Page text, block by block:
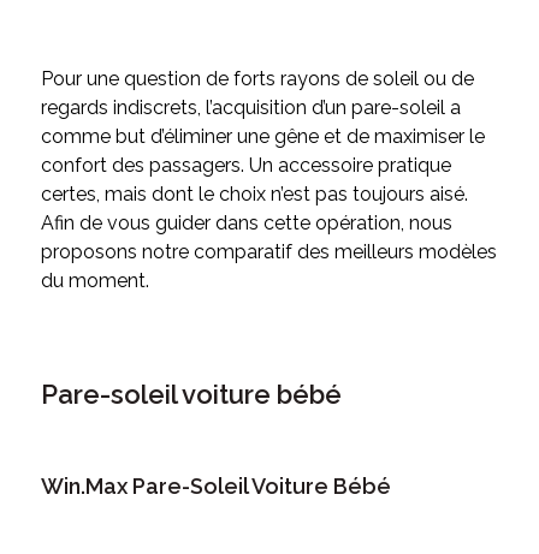
Pour une question de forts rayons de soleil ou de
regards indiscrets, l’acquisition d’un pare-soleil a
comme but d’éliminer une gêne et de maximiser le
confort des passagers. Un accessoire pratique
certes, mais dont le choix n’est pas toujours aisé.
Afin de vous guider dans cette opération, nous
proposons notre comparatif des meilleurs modèles
du moment.
Pare-soleil voiture bébé
Win.Max Pare-Soleil Voiture Bébé